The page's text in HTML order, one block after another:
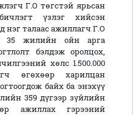
Г.О төгстэй ярьсан
үзлэг хийсэн
нэг талаас ажиллагч Г.О
35 жилийн ойн арга
бэлдэж оролцох,
хөлс 1.500.000
өгөхөөр харилцан
байх ба энэхүү
359 дүгээр зүйлийн
ажиллах гэрээний